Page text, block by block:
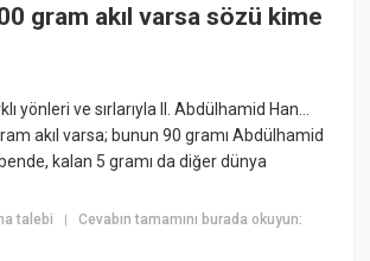
gram akıl varsa sözü kime
yönleri ve sırlarıyla II. Abdülhamid Han...
akıl varsa; bunun 90 gramı Abdülhamid
kalan 5 gramı da diğer dünya
talebi |Cevabın tamamını burada okuyun: